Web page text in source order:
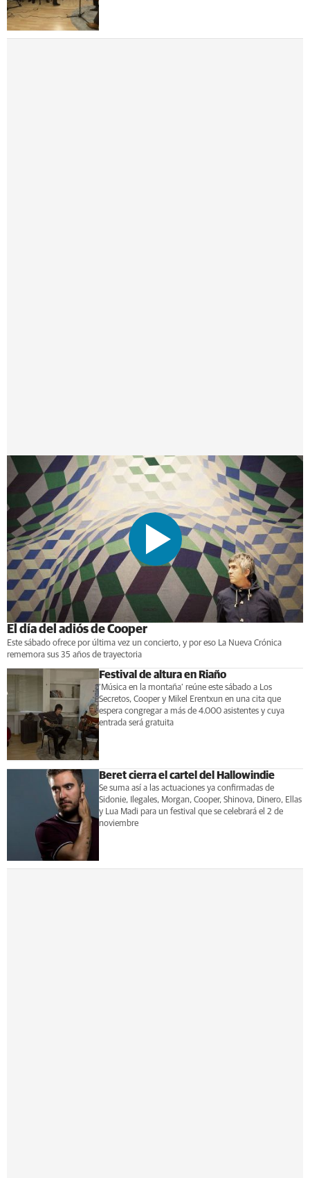
El día del adiós de Cooper
Este sábado ofrece por última vez un concierto, y por eso La Nueva Crónica
rememora sus 35 años de trayectoria
Festival de altura en Riaño
‘Música en la montaña’ reúne este sábado a Los
Secretos, Cooper y Mikel Erentxun en una cita que
espera congregar a más de 4.000 asistentes y cuya
entrada será gratuita
Beret cierra el cartel del Hallowindie
Se suma así a las actuaciones ya confirmadas de
Sidonie, Ilegales, Morgan, Cooper, Shinova, Dinero, Ellas
y Lua Madi para un festival que se celebrará el 2 de
noviembre